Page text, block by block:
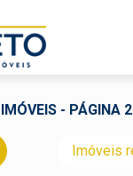
- PÁGINA 2